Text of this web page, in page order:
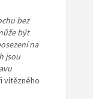
bez
být
na
jsou
vítězného